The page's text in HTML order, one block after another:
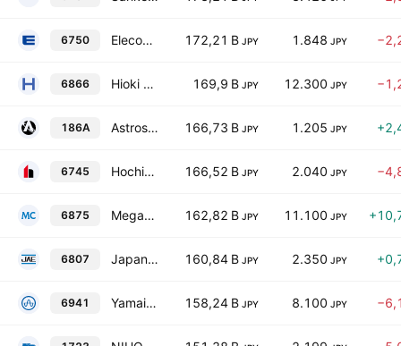
6750 Elecom Co., Ltd. 172,21 B JPY 1.848 JPY
6866 Hioki E.E.Corporation 169,9 B JPY 12.300 JPY
186A Astroscale Holdings Inc. 166,73 B JPY 1.205 JPY
6745 Hochiki Corporation 166,52 B JPY 2.040 JPY
6875 Megachips Corporation 162,82 B JPY 11.100 JPY
6807 Japan Aviation Electronics Industry, Limited 160,84 B JPY 2.350 JPY
6941 Yamaichi Electronics Co., Ltd. 158,24 B JPY 8.100 JPY